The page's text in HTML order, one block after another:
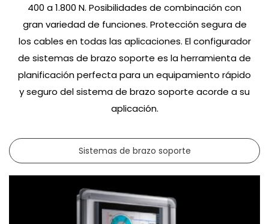
400 a 1.800 N. Posibilidades de combinación con
gran variedad de funciones. Protección segura de
los cables en todas las aplicaciones. El configurador
de sistemas de brazo soporte es la herramienta de
planificación perfecta para un equipamiento rápido
y seguro del sistema de brazo soporte acorde a su
aplicación.
Sistemas de brazo soporte